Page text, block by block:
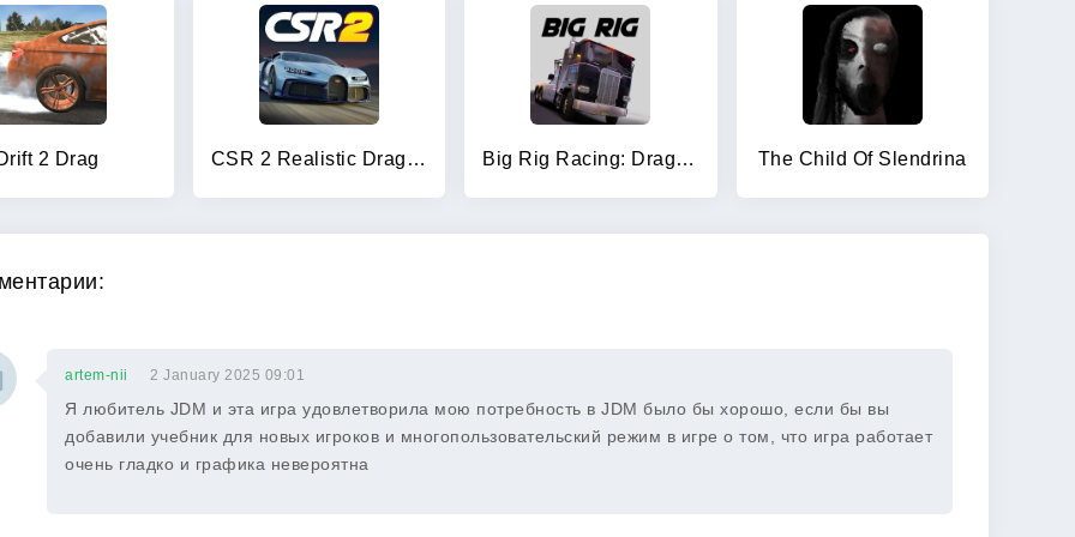
2 Drag CSR 2 Realistic Drag Racing Big Rig Racing: Drag racing The Child Of Slendrina
artem-nii 2 January 2025 09:01
Я любитель JDM и эта игра удовлетворила мою потребность в JDM было бы хорошо, если бы вы
добавили учебник для новых игроков и многопользовательский режим в игре о том, что игра работает
очень гладко и графика невероятна